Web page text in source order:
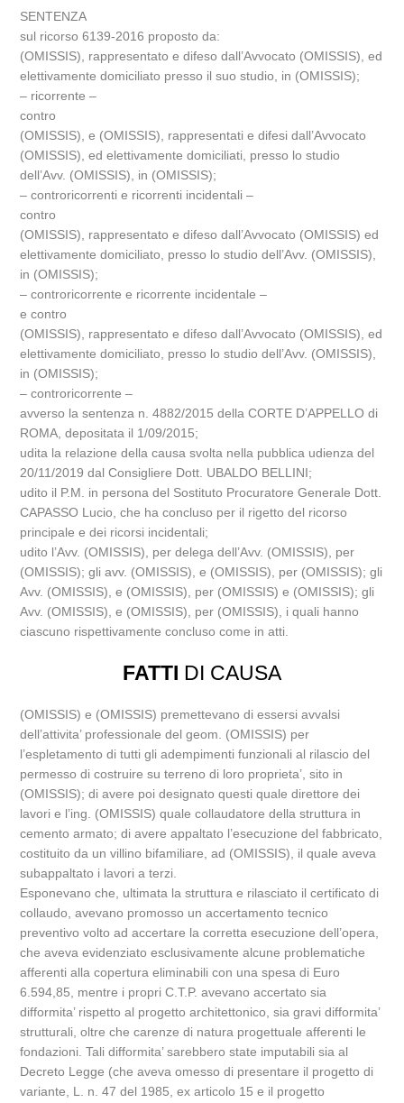
SENTENZA
sul ricorso 6139-2016 proposto da:
(OMISSIS), rappresentato e difeso dall’Avvocato (OMISSIS), ed
elettivamente domiciliato presso il suo studio, in (OMISSIS);
– ricorrente –
contro
(OMISSIS), e (OMISSIS), rappresentati e difesi dall’Avvocato
(OMISSIS), ed elettivamente domiciliati, presso lo studio
dell’Avv. (OMISSIS), in (OMISSIS);
– controricorrenti e ricorrenti incidentali –
contro
(OMISSIS), rappresentato e difeso dall’Avvocato (OMISSIS) ed
elettivamente domiciliato, presso lo studio dell’Avv. (OMISSIS),
in (OMISSIS);
– controricorrente e ricorrente incidentale –
e contro
(OMISSIS), rappresentato e difeso dall’Avvocato (OMISSIS), ed
elettivamente domiciliato, presso lo studio dell’Avv. (OMISSIS),
in (OMISSIS);
– controricorrente –
avverso la sentenza n. 4882/2015 della CORTE D’APPELLO di
ROMA, depositata il 1/09/2015;
udita la relazione della causa svolta nella pubblica udienza del
20/11/2019 dal Consigliere Dott. UBALDO BELLINI;
udito il P.M. in persona del Sostituto Procuratore Generale Dott.
CAPASSO Lucio, che ha concluso per il rigetto del ricorso
principale e dei ricorsi incidentali;
udito l’Avv. (OMISSIS), per delega dell’Avv. (OMISSIS), per
(OMISSIS); gli avv. (OMISSIS), e (OMISSIS), per (OMISSIS); gli
Avv. (OMISSIS), e (OMISSIS), per (OMISSIS) e (OMISSIS); gli
Avv. (OMISSIS), e (OMISSIS), per (OMISSIS), i quali hanno
ciascuno rispettivamente concluso come in atti.
FATTI DI CAUSA
(OMISSIS) e (OMISSIS) premettevano di essersi avvalsi
dell’attivita’ professionale del geom. (OMISSIS) per
l’espletamento di tutti gli adempimenti funzionali al rilascio del
permesso di costruire su terreno di loro proprieta’, sito in
(OMISSIS); di avere poi designato questi quale direttore dei
lavori e l’ing. (OMISSIS) quale collaudatore della struttura in
cemento armato; di avere appaltato l’esecuzione del fabbricato,
costituito da un villino bifamiliare, ad (OMISSIS), il quale aveva
subappaltato i lavori a terzi.
Esponevano che, ultimata la struttura e rilasciato il certificato di
collaudo, avevano promosso un accertamento tecnico
preventivo volto ad accertare la corretta esecuzione dell’opera,
che aveva evidenziato esclusivamente alcune problematiche
afferenti alla copertura eliminabili con una spesa di Euro
6.594,85, mentre i propri C.T.P. avevano accertato sia
difformita’ rispetto al progetto architettonico, sia gravi difformita’
strutturali, oltre che carenze di natura progettuale afferenti le
fondazioni. Tali difformita’ sarebbero state imputabili sia al
Decreto Legge (che aveva omesso di presentare il progetto di
variante, L. n. 47 del 1985, ex articolo 15 e il progetto